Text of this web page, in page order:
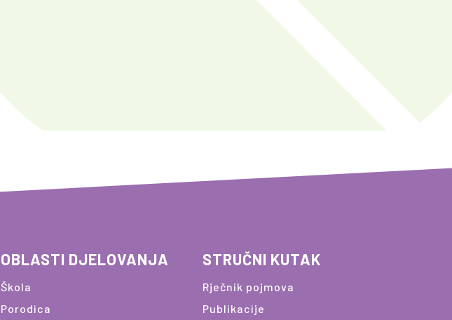
OBLASTI DJELOVANJA
Škola
Porodica
STRUČNI KUTAK
Rječnik pojmova
Publikacije